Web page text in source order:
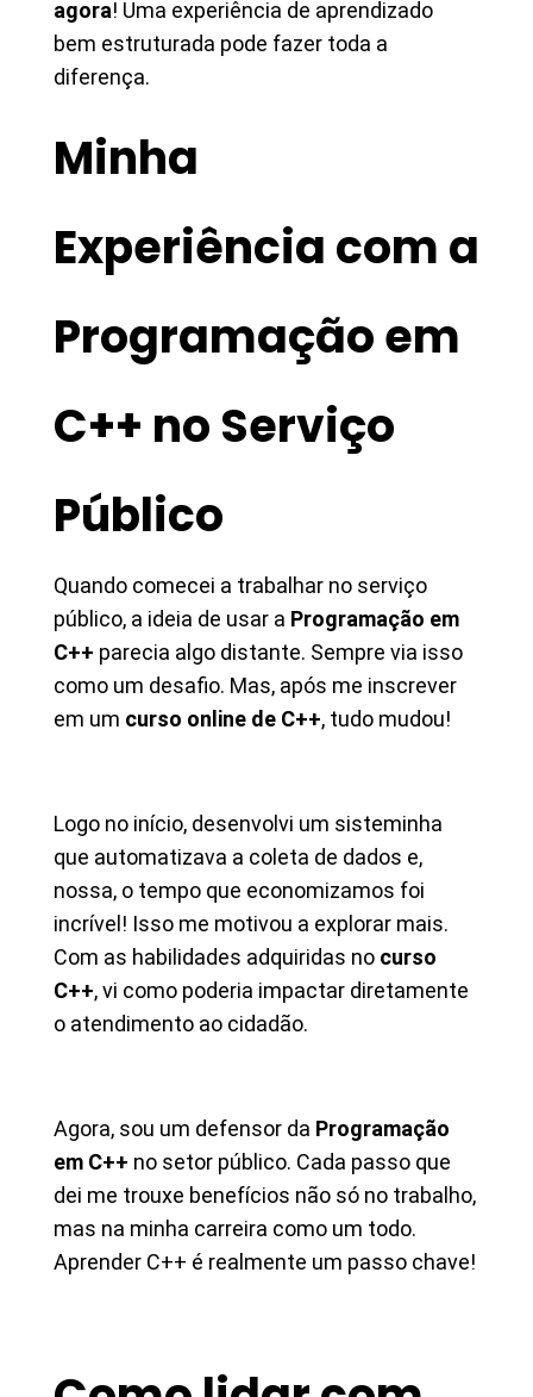
agora! Uma experiência de aprendizado
bem estruturada pode fazer toda a
diferença.
Minha
Experiência com a
Programação em
C++ no Serviço
Público
Quando comecei a trabalhar no serviço
público, a ideia de usar a Programação em
C++ parecia algo distante. Sempre via isso
como um desafio. Mas, após me inscrever
em um curso online de C++, tudo mudou!
Logo no início, desenvolvi um sisteminha
que automatizava a coleta de dados e,
nossa, o tempo que economizamos foi
incrível! Isso me motivou a explorar mais.
Com as habilidades adquiridas no curso
C++, vi como poderia impactar diretamente
o atendimento ao cidadão.
Agora, sou um defensor da Programação
em C++ no setor público. Cada passo que
dei me trouxe benefícios não só no trabalho,
mas na minha carreira como um todo.
Aprender C++ é realmente um passo chave!